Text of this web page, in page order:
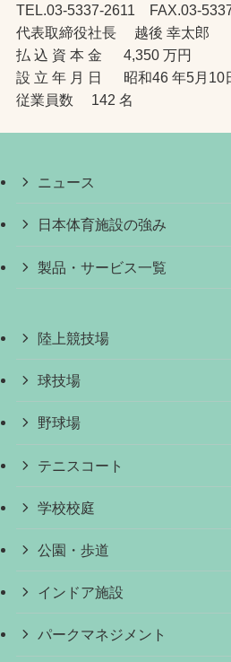
TEL.03-5337-2611 FAX.03-
代表取締役社長 越後 幸太郎
払 込 資 本 金 4,350 万円
設 立 年 月 日 昭和46 年5月10
従業員数 142 名
ニュース
日本体育施設の強み
製品・サービス一覧
陸上競技場
球技場
野球場
テニスコート
学校校庭
公園・歩道
インドア施設
パークマネジメント